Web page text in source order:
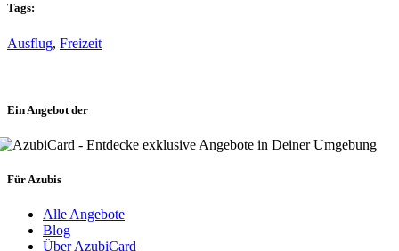
Tags:
Ausflug, Freizeit
Ein Angebot der
Für Azubis
Alle Angebote
Blog
Über AzubiCard